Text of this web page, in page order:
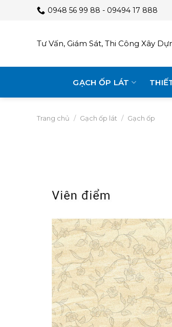
0948 56 99 88 - 09494 17 888
Tư Vấn, Giám Sát, Thi Công Xây
GẠCH ỐP LÁT
Trang chủ / Gạch ốp lát / Gạch ốp